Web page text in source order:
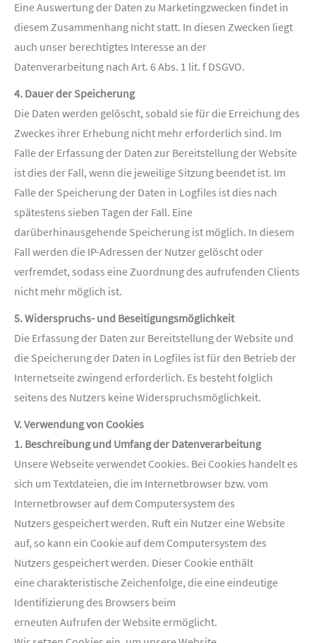
Eine Auswertung der Daten zu Marketingzwecken findet in
diesem Zusammenhang nicht statt. In diesen Zwecken liegt
auch unser berechtigtes Interesse an der
Datenverarbeitung nach Art. 6 Abs. 1 lit. f DSGVO.
4. Dauer der Speicherung
Die Daten werden gelöscht, sobald sie für die Erreichung des
Zweckes ihrer Erhebung nicht mehr erforderlich sind. Im
Falle der Erfassung der Daten zur Bereitstellung der Website
ist dies der Fall, wenn die jeweilige Sitzung beendet ist. Im
Falle der Speicherung der Daten in Logfiles ist dies nach
spätestens sieben Tagen der Fall. Eine
darüberhinausgehende Speicherung ist möglich. In diesem
Fall werden die IP-Adressen der Nutzer gelöscht oder
verfremdet, sodass eine Zuordnung des aufrufenden Clients
nicht mehr möglich ist.
5. Widerspruchs- und Beseitigungsmöglichkeit
Die Erfassung der Daten zur Bereitstellung der Website und
die Speicherung der Daten in Logfiles ist für den Betrieb der
Internetseite zwingend erforderlich. Es besteht folglich
seitens des Nutzers keine Widerspruchsmöglichkeit.
V. Verwendung von Cookies
1. Beschreibung und Umfang der Datenverarbeitung
Unsere Webseite verwendet Cookies. Bei Cookies handelt es
sich um Textdateien, die im Internetbrowser bzw. vom
Internetbrowser auf dem Computersystem des
Nutzers gespeichert werden. Ruft ein Nutzer eine Website
auf, so kann ein Cookie auf dem Computersystem des
Nutzers gespeichert werden. Dieser Cookie enthält
eine charakteristische Zeichenfolge, die eine eindeutige
Identifizierung des Browsers beim
erneuten Aufrufen der Website ermöglicht.